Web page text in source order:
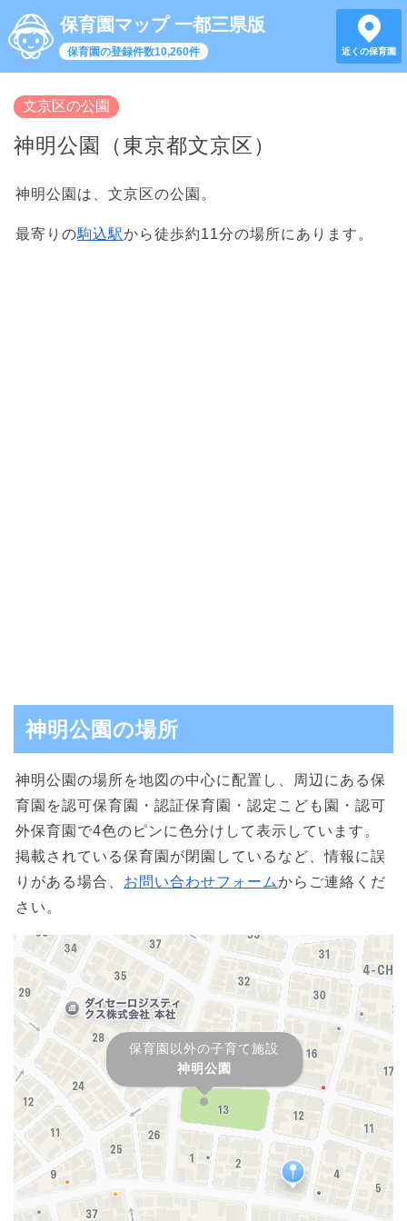
保育園マップ 一都三県版
保育園の登録件数10,260件 近くの保育園
文京区の公園
神明公園（東京都文京区）
神明公園は、文京区の公園。
最寄りの駒込駅から徒歩約11分の場所にあります。
神明公園の場所
神明公園の場所を地図の中心に配置し、周辺にある保
育園を認可保育園・認証保育園・認定こども園・認可
外保育園で4色のピンに色分けして表示しています。
掲載されている保育園が閉園しているなど、情報に誤
りがある場合、 お問い合わせフォームからご連絡くだ
さい。
保育園以外の子育て施設
神明公園